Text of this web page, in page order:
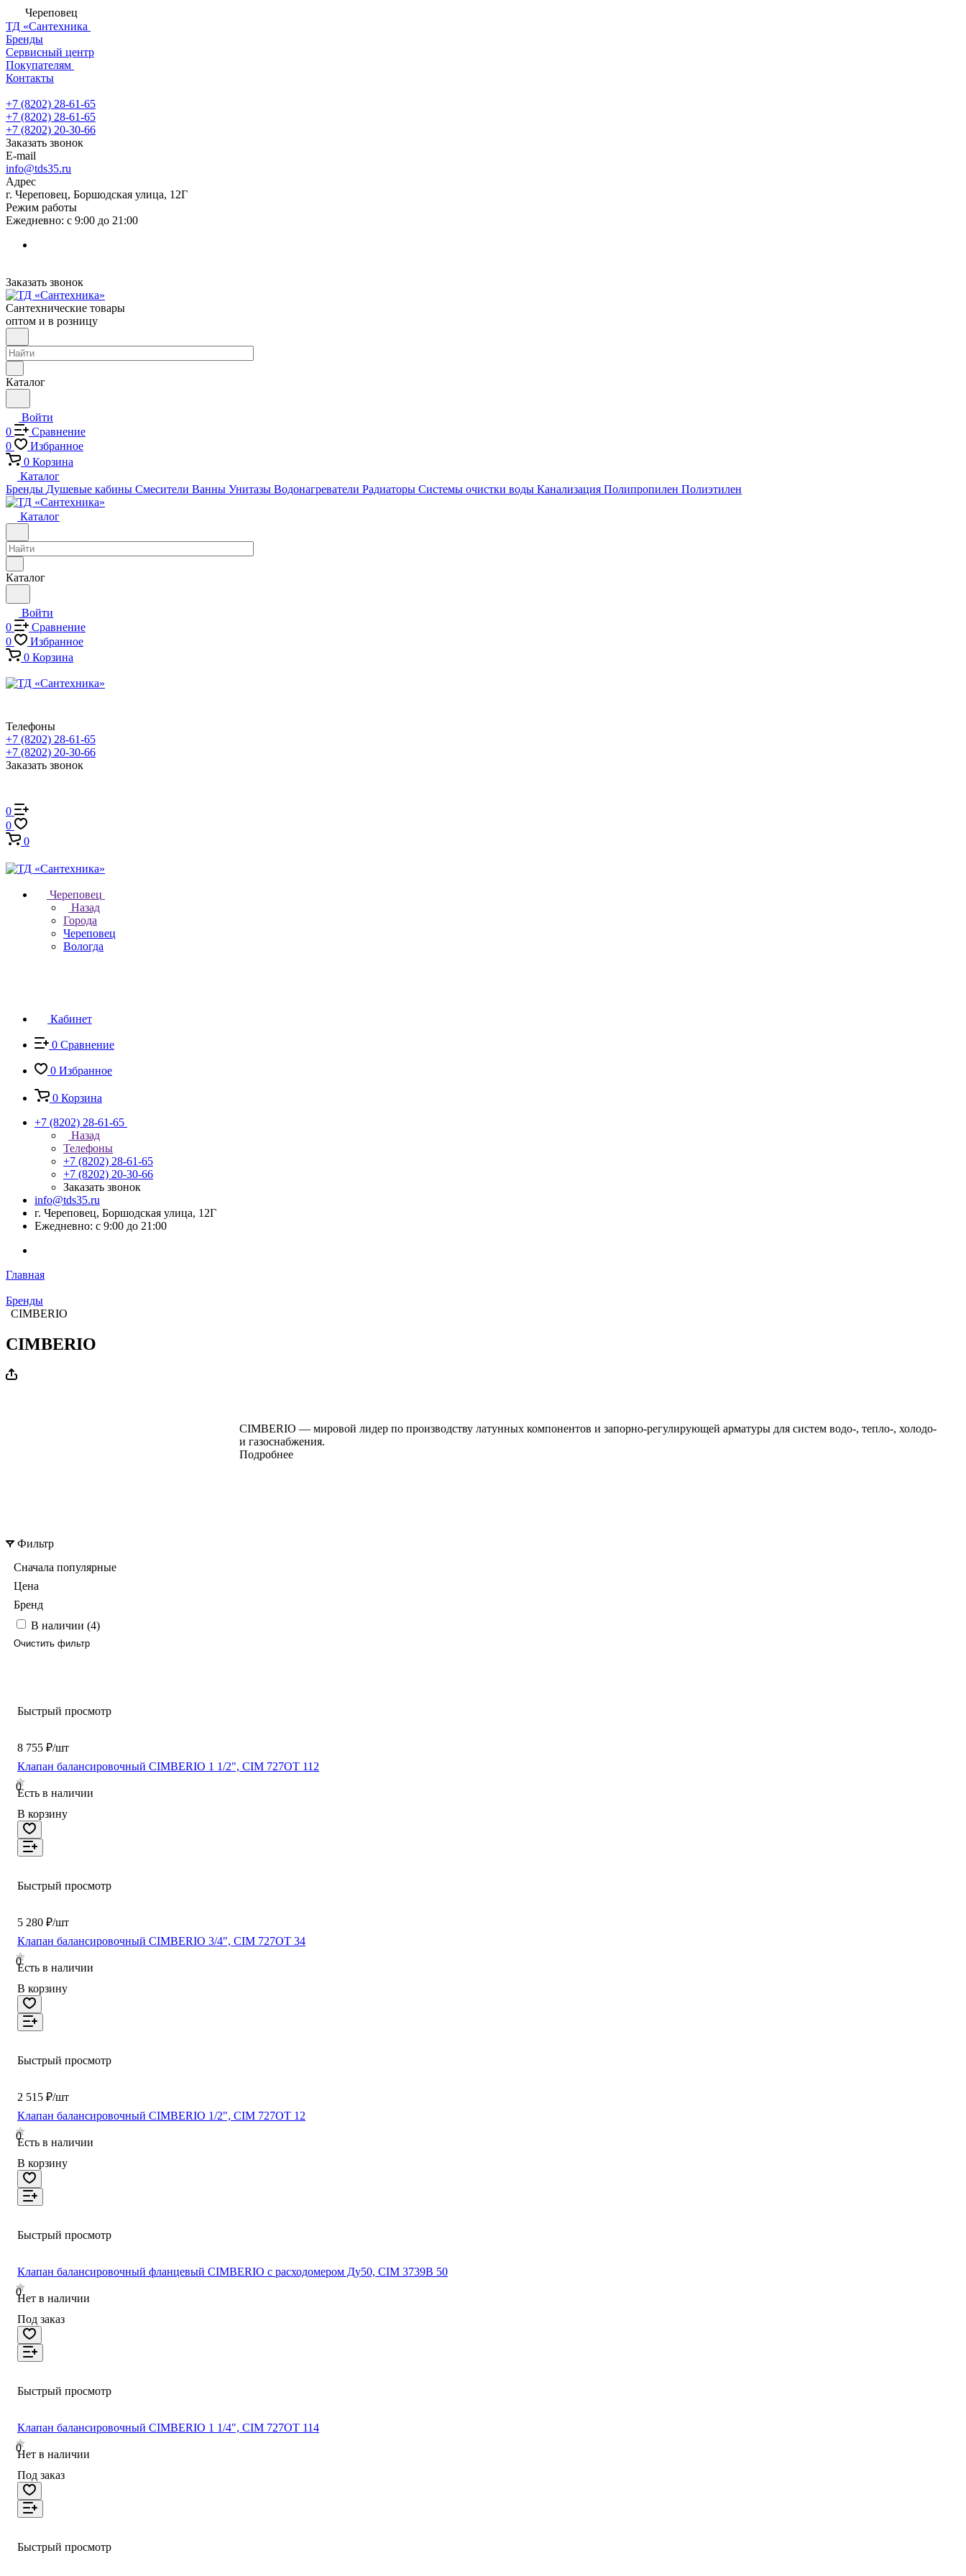
Череповец
ТД «Сантехника
Бренды
Сервисный центр
Покупателям
Контакты
+7 (8202) 28‑61-65
+7 (8202) 28‑61-65
+7 (8202) 20‑30-66
Заказать звонок
E-mail
info@tds35.ru
Адрес
г. Череповец, Боршодская улица, 12Г
Режим работы
Ежедневно: с 9:00 до 21:00
Заказать звонок
Сантехнические товары
оптом и в розницу
Каталог
Войти
0
Сравнение
0
Избранное
0 Корзина
Каталог
Бренды Душевые кабины Смесители Ванны Унитазы Водонагреватели Радиаторы Системы очистки воды Канализация Полипропилен Полиэтилен
Каталог
Каталог
Войти
0
Сравнение
0
Избранное
0 Корзина
Телефоны
+7 (8202) 28‑61-65
+7 (8202) 20‑30-66
Заказать звонок
0
0
0
Череповец
Назад
Города
Череповец
Вологда
Кабинет
0 Сравнение
0 Избранное
0 Корзина
+7 (8202) 28‑61-65
Назад
Телефоны
+7 (8202) 28‑61-65
+7 (8202) 20‑30-66
Заказать звонок
info@tds35.ru
г. Череповец, Боршодская улица, 12Г
Ежедневно: с 9:00 до 21:00
Главная
Бренды
CIMBERIO
CIMBERIO
CIMBERIO — мировой лидер по производству латунных компонентов и запорно-регулирующей арматуры для систем водо-, тепло-, холодо-
и газоснабжения.
Подробнее
Фильтр
Сначала популярные
Цена
Бренд
В наличии (4)
Очистить фильтр
Быстрый просмотр
8 755 ₽/шт
Клапан балансировочный CIMBERIO 1 1/2", CIM 727OT 112
0
Есть в наличии
В корзину
Быстрый просмотр
5 280 ₽/шт
Клапан балансировочный CIMBERIO 3/4", CIM 727OT 34
0
Есть в наличии
В корзину
Быстрый просмотр
2 515 ₽/шт
Клапан балансировочный CIMBERIO 1/2", CIM 727OT 12
0
Есть в наличии
В корзину
Быстрый просмотр
Клапан балансировочный фланцевый CIMBERIO с расходомером Ду50, CIM 3739B 50
0
Нет в наличии
Под заказ
Быстрый просмотр
Клапан балансировочный CIMBERIO 1 1/4", CIM 727OT 114
0
Нет в наличии
Под заказ
Быстрый просмотр